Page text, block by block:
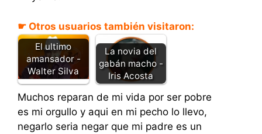
☛ Otros usuarios también visitaron:
El ultimo
amansador -
Walter Silva
La novia del
gabán macho -
Iris Acosta
Muchos reparan de mi vida por ser pobre
es mi orgullo y aqui en mi pecho lo llevo,
negarlo seria negar que mi padre es un